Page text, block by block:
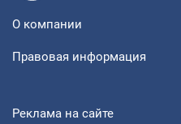
О компании
Правовая информация
Реклама на сайте